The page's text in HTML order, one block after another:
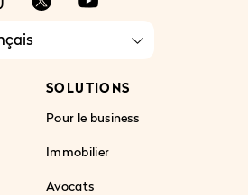
SOLUTIONS
Pour le business
Immobilier
Avocats